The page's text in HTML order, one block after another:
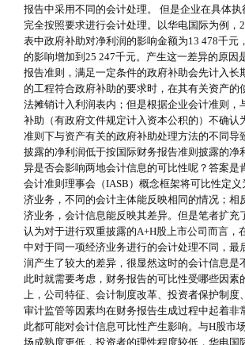
报告中采用不同的会计处理。 但是企业在具体
完全按照要求进行会计处理。以华电国际为例，
表中政府补助对净利润的影响金额为13 478千元
的影响增加到25 247千元。产生这一差异的原因
报告准则，满足一定条件的政府补助会先计入长
的工程符合政府补助的要求时，在其有关资产的
法摊销计入利润表内；但是根据企业会计准则，
补助（有政府文件规定计入资本公积的）不确认
准则下与资产有关的政府补助处理方法的不同导
披露的净利润低于按国际财务报告准则披露的净
异是否会影响两地会计信息的可比性呢？答案是
会计准则理事会（IASB）概念框架将可比性定
济业务，不同的会计主体能反映相同的情况；相
济业务，会计信息能反映其差异。但是笔者扩充
认为对于进行双重披露的A+H股上市公司而言，
中对于同一项经济业务进行的会计处理不同，最
润产生了较大的差异，很显然这时的会计信息是
此时就需要考虑，财务报告的可比性受哪些因素
上，公司特征、会计制度改革、投资者保护制度
审计监管等因素均在财务报告生成过程中起着非
此都可能对会计信息可比性产生影响。与H股市
场成熟度更低，投资者的理性程度较低，华电国